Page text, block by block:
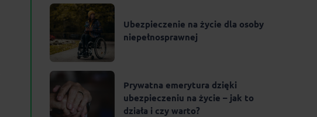
Ubezpieczenie na życie dla osoby
niepełnosprawnej
Prywatna emerytura dzięki
ubezpieczeniu na życie – jak to
działa i czy warto?